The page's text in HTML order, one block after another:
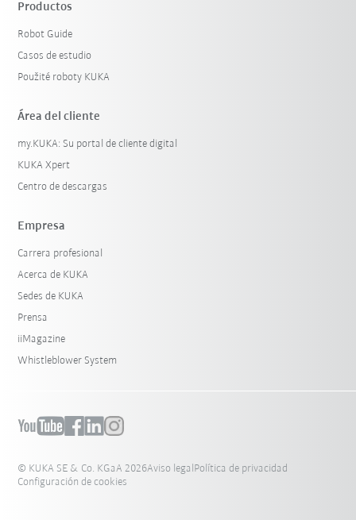
Restablecer filtro
Productos
Robot Guide
Casos de estudio
Použité roboty KUKA
Área del cliente
my.KUKA: Su portal de cliente digital
KUKA Xpert
Centro de descargas
Empresa
Carrera profesional
Acerca de KUKA
Sedes de KUKA
Prensa
iiMagazine
Whistleblower System
© KUKA SE & Co. KGaA 2026Aviso legalPolítica de privacidad
Configuración de cookies